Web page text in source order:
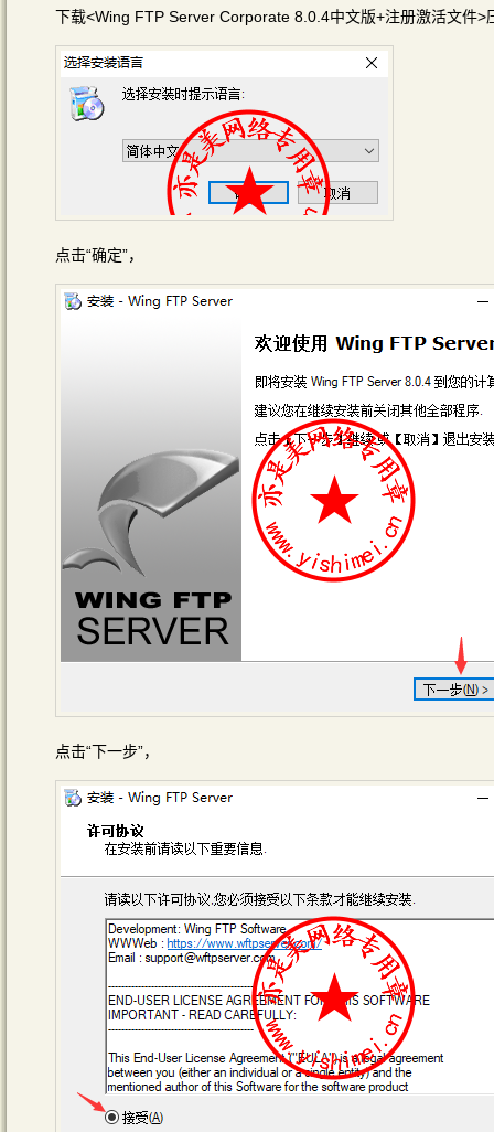
下载<Wing FTP Server Corporate 8.0.4中文版+注册激活文件
点击“确定”，
点击“下一步”，